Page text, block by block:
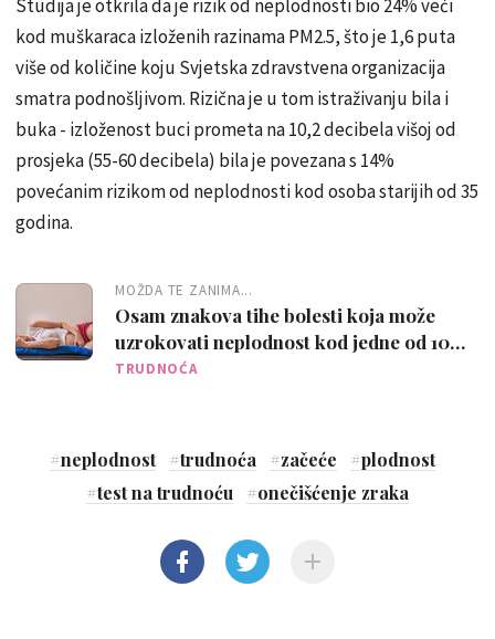
Studija je otkrila da je rizik od neplodnosti bio 24% veći
kod muškaraca izloženih razinama PM2.5, što je 1,6 puta
više od količine koju Svjetska zdravstvena organizacija
smatra podnošljivom. Rizična je u tom istraživanju bila i
buka - izloženost buci prometa na 10,2 decibela višoj od
prosjeka (55-60 decibela) bila je povezana s 14%
povećanim rizikom od neplodnosti kod osoba starijih od 35
godina.
MOŽDA TE ZANIMA...
Osam znakova tihe bolesti koja može
uzrokovati neplodnost kod jedne od 10
žena
TRUDNOĆA
#neplodnost #trudnoća #začeće #plodnost
#test na trudnoću #onečišćenje zraka